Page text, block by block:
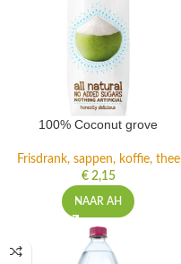
100% Coconut grove
Frisdrank, sappen, koffie, thee
€2,15
NAAR AH